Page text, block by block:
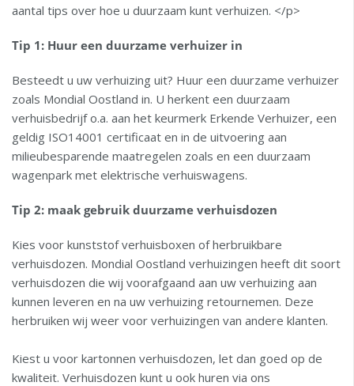
aantal tips over hoe u duurzaam kunt verhuizen. </p>
Tip 1: Huur een duurzame verhuizer in
Besteedt u uw verhuizing uit? Huur een duurzame verhuizer
zoals Mondial Oostland in. U herkent een duurzaam
verhuisbedrijf o.a. aan het keurmerk Erkende Verhuizer, een
geldig ISO14001 certificaat en in de uitvoering aan
milieubesparende maatregelen zoals en een duurzaam
wagenpark met elektrische verhuiswagens.
Tip 2: maak gebruik duurzame verhuisdozen
Kies voor kunststof verhuisboxen of herbruikbare
verhuisdozen. Mondial Oostland verhuizingen heeft dit soort
verhuisdozen die wij voorafgaand aan uw verhuizing aan
kunnen leveren en na uw verhuizing retournemen. Deze
herbruiken wij weer voor verhuizingen van andere klanten.
Kiest u voor kartonnen verhuisdozen, let dan goed op de
kwaliteit. Verhuisdozen kunt u ook huren via ons